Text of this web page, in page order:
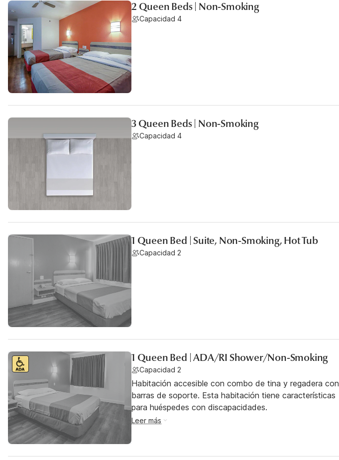
2 Queen Beds | Non-Smoking
Capacidad 4
3 Queen Beds | Non-Smoking
Capacidad 4
1 Queen Bed | Suite, Non-Smoking, Hot Tub
Capacidad 2
1 Queen Bed | ADA/RI Shower/Non-Smoking
Capacidad 2
Habitación accesible con combo de tina y regadera con
barras de soporte. Esta habitación tiene características
para huéspedes con discapacidades.
Leer más